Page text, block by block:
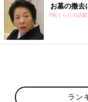
お墓の撤去
PR(くらしの話題)
ラン